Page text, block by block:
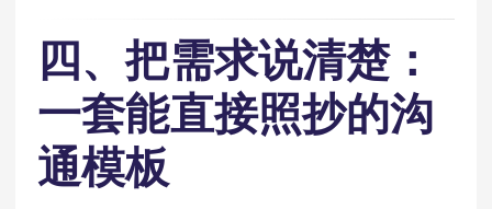
四、把需求说清楚：
一套能直接照抄的沟
通模板